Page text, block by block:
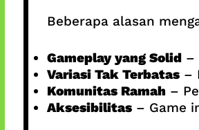
Beberapa alasan
Gameplay yang Solid–
Variasi Tak Terbatas–
Komunitas Ramah –
Aksesibilitas– Game